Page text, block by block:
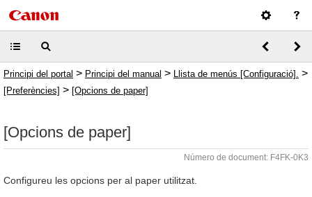
Principi del portal > Principi del manual > Llista de menús [Configuració]. >
[Preferències] > [Opcions de paper]
[Opcions de paper]
Número de document: F4FK-0K3
Configureu les opcions per al paper utilitzat.